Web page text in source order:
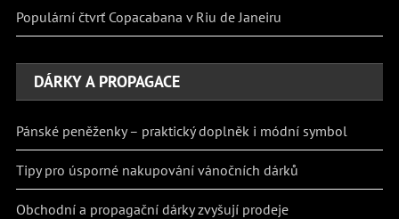
Populární čtvrť Copacabana v Riu de Janeiru
DÁRKY A PROPAGACE
Pánské peněženky – praktický doplněk i módní symbol
Tipy pro úsporné nakupování vánočních dárků
Obchodní a propagační dárky zvyšují prodeje